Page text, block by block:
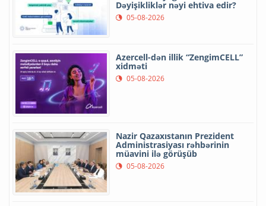
Dəyişikliklər nəyi ehtiva edir?
05-08-2026
Azercell-dən illik “ZengimCELL”
xidməti
05-08-2026
Nazir Qazaxıstanın Prezident
Administrasiyası rəhbərinin
müavini ilə görüşüb
05-08-2026